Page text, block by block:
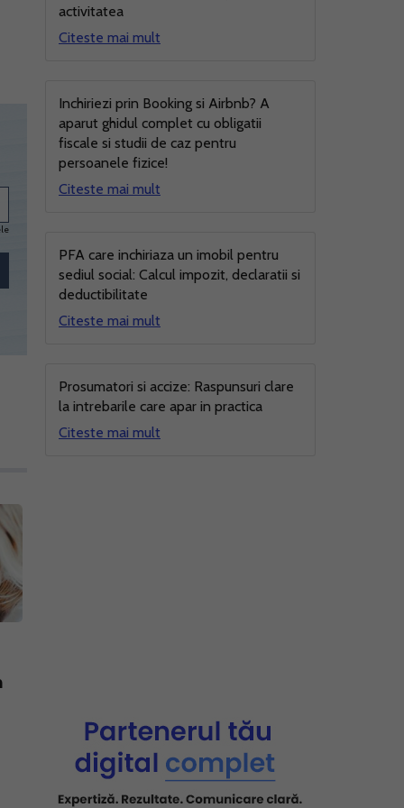
activitatea
Citeste mai mult
Inchiriezi prin Booking si Airbnb? A
aparut ghidul complet cu obligatii
fiscale si studii de caz pentru
persoanele fizice!
Citeste mai mult
PFA care inchiriaza un imobil pentru
sediul social: Calcul impozit, declaratii si
deductibilitate
Citeste mai mult
Prosumatori si accize: Raspunsuri clare
la intrebarile care apar in practica
Citeste mai mult